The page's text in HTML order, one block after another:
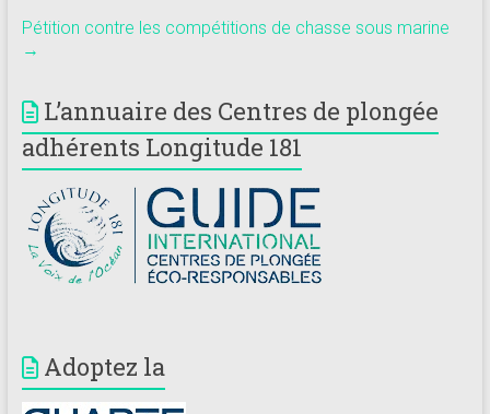
Pétition contre les compétitions de chasse sous marine
→
L’annuaire des Centres de plongée
adhérents Longitude 181
Adoptez la